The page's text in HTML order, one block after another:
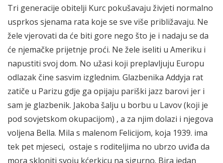
Tri generacije obitelji Kurc pokušavaju živjeti normalno
usprkos sjenama rata koje se sve više približavaju. Ne
žele vjerovati da će biti gore nego što je i nadaju se da
će njemačke prijetnje proći. Ne žele iseliti u Ameriku i
napustiti svoj dom. No užasi koji preplavljuju Europu
odlazak čine sasvim izglednim. Glazbenika Addyja rat
zatiče u Parizu gdje ga opijaju pariški jazz barovi jer i
sam je glazbenik. Jakoba šalju u borbu u Lavov (koji je
pod sovjetskom okupacijom) , a za njim dolazi i njegova
voljena Bella. Mila s malenom Felicijom, koja 1939. ima
tek pet mjeseci, ostaje s roditeljima no ubrzo uviđa da
mora skloniti svoju kćerkicu na sigurno. Bira jedan